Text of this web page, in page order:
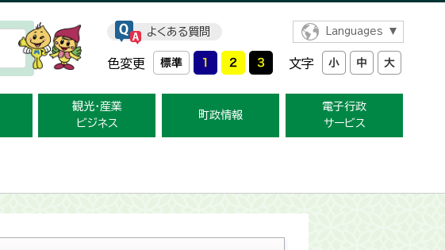
よくある質問 Languages
色変更 文字
観光・産業
ビジネス
町政情報
電子行政
サービス